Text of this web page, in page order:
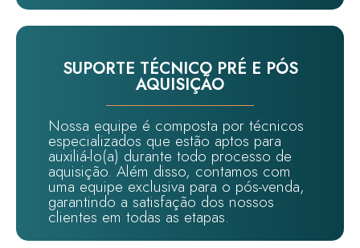
SUPORTE TÉCNICO PRÉ E PÓS
AQUISIÇÃO
Nossa equipe é composta por técnicos
especializados que estão aptos para
auxiliá-lo(a) durante todo processo de
aquisição. Além disso, contamos com
uma equipe exclusiva para o pós-venda,
garantindo a satisfação dos nossos
clientes em todas as etapas.